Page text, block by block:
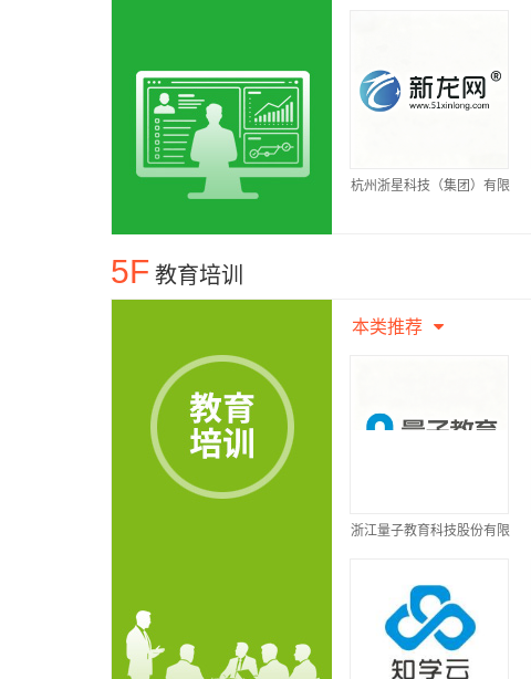
杭州浙星科技（集团）有限
5F 教育培训
本类推荐
浙江量子教育科技股份有限